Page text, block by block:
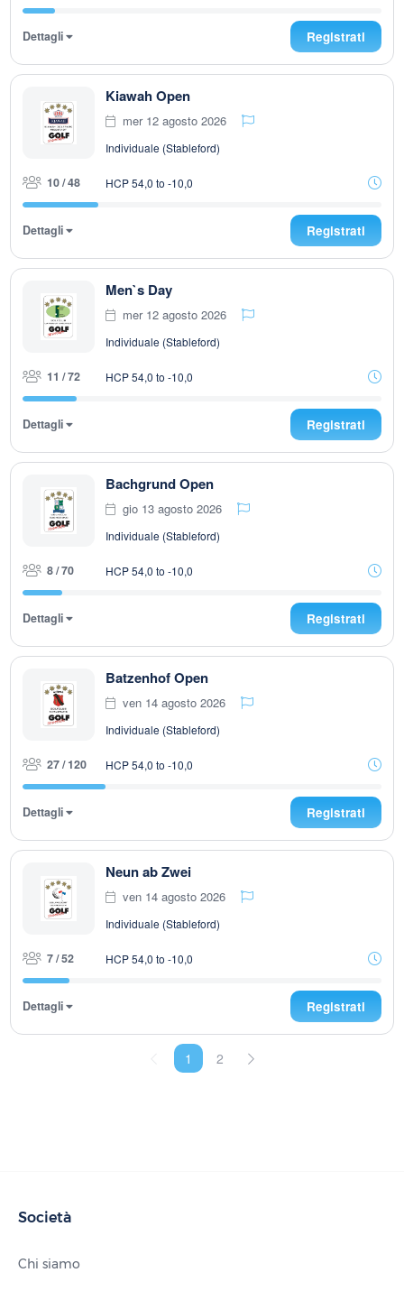
Dettagli Registrati
Kiawah Open
mer 12 agosto 2026
Individuale (Stableford)
10 / 48 HCP 54,0 to -10,0
Dettagli Registrati
Men`s Day
mer 12 agosto 2026
Individuale (Stableford)
11 / 72 HCP 54,0 to -10,0
Dettagli Registrati
Bachgrund Open
gio 13 agosto 2026
Individuale (Stableford)
8 / 70 HCP 54,0 to -10,0
Dettagli Registrati
Batzenhof Open
ven 14 agosto 2026
Individuale (Stableford)
27 / 120 HCP 54,0 to -10,0
Dettagli Registrati
Neun ab Zwei
ven 14 agosto 2026
Individuale (Stableford)
7 / 52 HCP 54,0 to -10,0
Dettagli Registrati
1 2
Società
Chi siamo